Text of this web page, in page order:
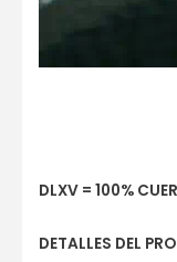
DLXV = 100%
DETALLES DEL